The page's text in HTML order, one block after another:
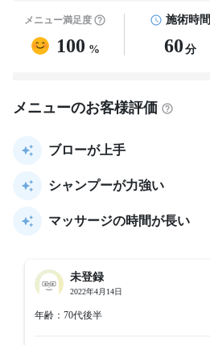
メニュー満足度
100 %
施術時間
60 分
メニューのお客様評価
ブローが上手
シャンプーが力強い
マッサージの時間が長い
未登録
2022年4月14日
年齢：70代後半